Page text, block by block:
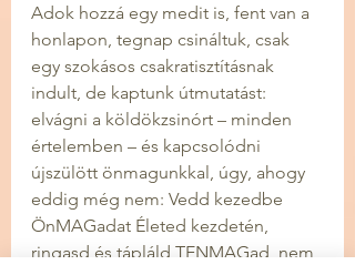
Adok hozzá egy medit is, fent van a
honlapon, tegnap csináltuk, csak
egy szokásos csakratisztításnak
indult, de kaptunk útmutatást:
elvágni a köldökzsinórt – minden
értelemben – és kapcsolódni
újszülött önmagunkkal, úgy, ahogy
eddig még nem: Vedd kezedbe
ÖnMAGadat Életed kezdetén,
ringasd és tápláld TENMAGad, nem